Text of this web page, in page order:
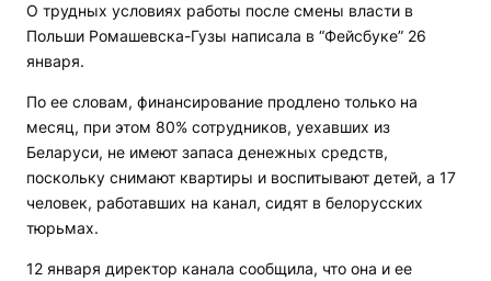
О трудных условиях работы после смены власти в
Польши Ромашевска-Гузы написала в “Фейсбуке” 26
января.
По ее словам, финансирование продлено только на
месяц, при этом 80% сотрудников, уехавших из
Беларуси, не имеют запаса денежных средств,
поскольку снимают квартиры и воспитывают детей, а 17
человек, работавших на канал, сидят в белорусских
тюрьмах.
12 января директор канала сообщила, что она и ее